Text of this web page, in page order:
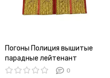
Погоны Полиция вышитые
парадные лейтенант
0